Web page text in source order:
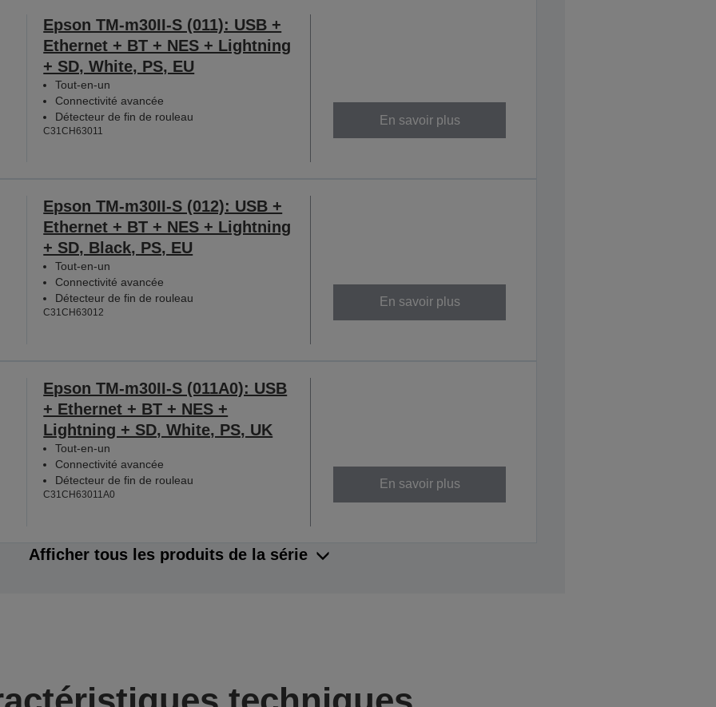
Epson TM-m30II-S (011): USB +
Ethernet + BT + NES + Lightning
+ SD, White, PS, EU
Tout-en-un
Connectivité avancée
Détecteur de fin de rouleau
C31CH63011
En savoir plus
Epson TM-m30II-S (012): USB +
Ethernet + BT + NES + Lightning
+ SD, Black, PS, EU
Tout-en-un
Connectivité avancée
Détecteur de fin de rouleau
C31CH63012
En savoir plus
Epson TM-m30II-S (011A0): USB
+ Ethernet + BT + NES +
Lightning + SD, White, PS, UK
Tout-en-un
Connectivité avancée
Détecteur de fin de rouleau
C31CH63011A0
En savoir plus
Afficher tous les produits de la série